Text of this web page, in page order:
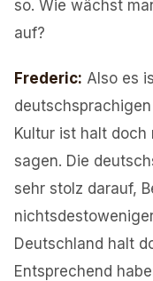
so. Wie wächst
auf?
Frederic: Also es
Kultur ist halt
sagen. Die
sehr stolz darauf,
Deutschland halt
Entsprechend